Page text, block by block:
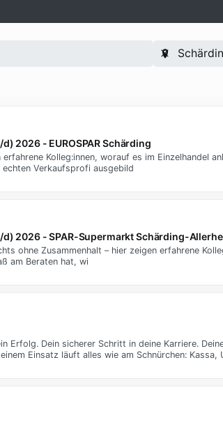
2026 - EUROSPAR Schärding
Kolleg:innen, worauf es im Einzelhandel
Verkaufsprofi ausgebild
2026 - SPAR-Supermarkt Schärding-
ohne Zusammenhalt – hier zeigen erfahrene
am Beraten hat, wi
Erfolg. Dein sicherer Schritt in deine Karriere.
Einsatz läuft alles wie am Schnürchen: Kassa,